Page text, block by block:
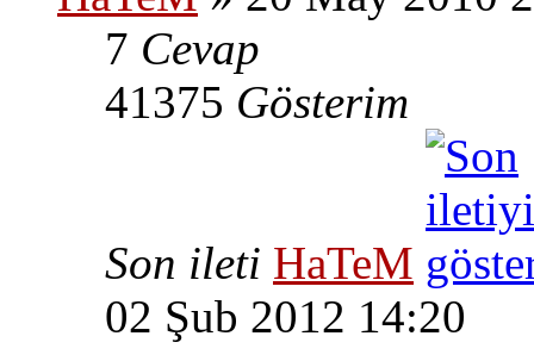
7 Cevap
41375 Gösterim
Son ileti HaTeM
02 Şub 2012 14:20